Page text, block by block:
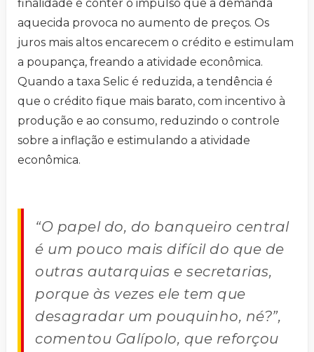
finalidade é conter o impulso que a demanda
aquecida provoca no aumento de preços. Os
juros mais altos encarecem o crédito e estimulam
a poupança, freando a atividade econômica.
Quando a taxa Selic é reduzida, a tendência é
que o crédito fique mais barato, com incentivo à
produção e ao consumo, reduzindo o controle
sobre a inflação e estimulando a atividade
econômica.
“O papel do, do banqueiro central
é um pouco mais difícil do que de
outras autarquias e secretarias,
porque às vezes ele tem que
desagradar um pouquinho, né?”,
comentou Galípolo, que reforçou